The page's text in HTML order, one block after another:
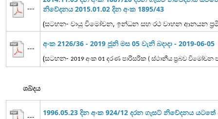
---
නිවේදනය 2015.01.02 දින අංක 1895/43
(සටහන- වායු විමෝචන, ඉන්ධන සහ රථ වාහන ආනයන
---
අංක 2126/36 - 2019 ජූනි මස 05 වැනි බදාදා - 2019-06-05
(සටහන- 2019 අංක 01 දරණ පාරිසරික ( ස්ථානීය ප්‍රබව
ශබ්දය
---
1996.05.23 දින අංක 924/12 දරන ගැසට් නිවේදනය